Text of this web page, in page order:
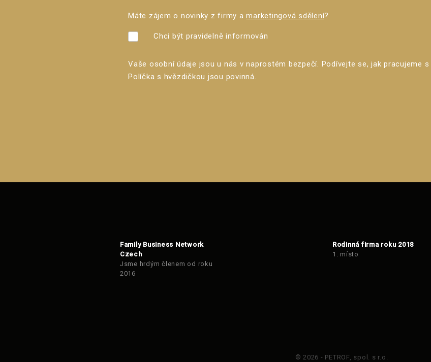
Máte zájem o novinky z firmy amarketingová sdělení?
Chci být pravidelně informován
Vaše osobní údaje jsou u nás v naprostém bezpečí. Podívejte se, jak pracujeme s
Políčka s hvězdičkou jsou povinná.
Family Business Network
Czech
Jsme hrdým členem od roku
2016
Rodinná firma roku 2018
1. místo
© 2026 - PETROF, spol. s r.o.